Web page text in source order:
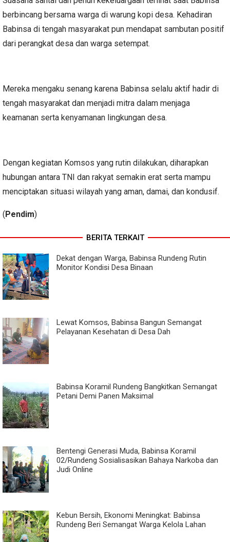
berbincang bersama warga di warung kopi desa. Kehadiran
Babinsa di tengah masyarakat pun mendapat sambutan positif
dari perangkat desa dan warga setempat.
Mereka mengaku senang karena Babinsa selalu aktif hadir di
tengah masyarakat dan menjadi mitra dalam menjaga
keamanan serta kenyamanan lingkungan desa.
Dengan kegiatan Komsos yang rutin dilakukan, diharapkan
hubungan antara TNI dan rakyat semakin erat serta mampu
menciptakan situasi wilayah yang aman, damai, dan kondusif.
(Pendim)
BERITA TERKAIT
Dekat dengan Warga, Babinsa Rundeng Rutin
Monitor Kondisi Desa Binaan
Lewat Komsos, Babinsa Bangun Semangat
Pelayanan Kesehatan di Desa Dah
Babinsa Koramil Rundeng Bangkitkan Semangat
Petani Demi Panen Maksimal
Bentengi Generasi Muda, Babinsa Koramil
02/Rundeng Sosialisasikan Bahaya Narkoba dan
Judi Online
Kebun Bersih, Ekonomi Meningkat: Babinsa
Rundeng Beri Semangat Warga Kelola Lahan